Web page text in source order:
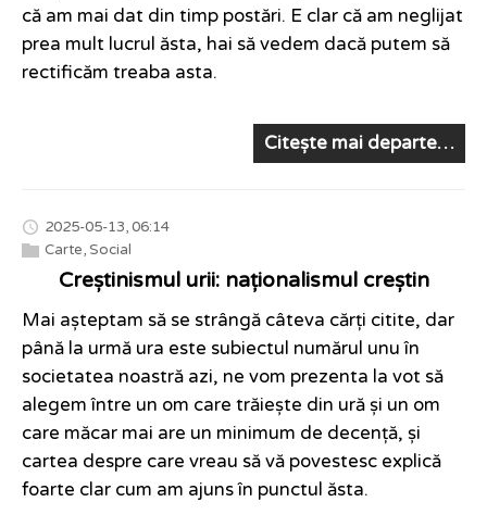
că am mai dat din timp postări. E clar că am neglijat
prea mult lucrul ăsta, hai să vedem dacă putem să
rectificăm treaba asta.
Citește mai departe…
2025-05-13, 06:14
Carte, Social
Creștinismul urii: naționalismul creștin
Mai așteptam să se strângă câteva cărți citite, dar
până la urmă ura este subiectul numărul unu în
societatea noastră azi, ne vom prezenta la vot să
alegem între un om care trăiește din ură și un om
care măcar mai are un minimum de decență, și
cartea despre care vreau să vă povestesc explică
foarte clar cum am ajuns în punctul ăsta.